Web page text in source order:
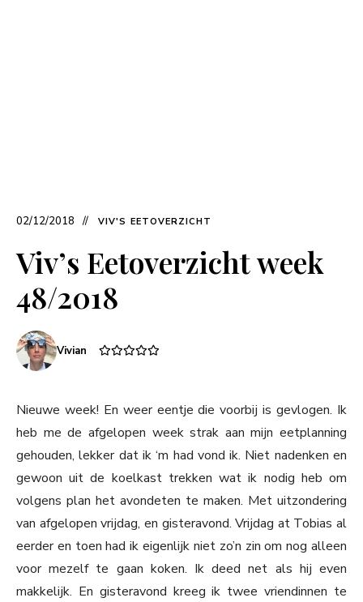
02/12/2018 VIV'S EETOVERZICHT
Viv’s Eetoverzicht week
48/2018
Vivian
Nieuwe week! En weer eentje die voorbij is gevlogen. Ik
heb me de afgelopen week strak aan mijn eetplanning
gehouden, lekker dat ik ‘m had vond ik. Niet nadenken en
gewoon uit de koelkast trekken wat ik nodig heb om
volgens plan het avondeten te maken. Met uitzondering
van afgelopen vrijdag, en gisteravond. Vrijdag at Tobias al
eerder en toen had ik eigenlijk niet zo’n zin om nog alleen
voor mezelf te gaan koken. Ik deed net als hij even
makkelijk. En gisteravond kreeg ik twee vriendinnen te